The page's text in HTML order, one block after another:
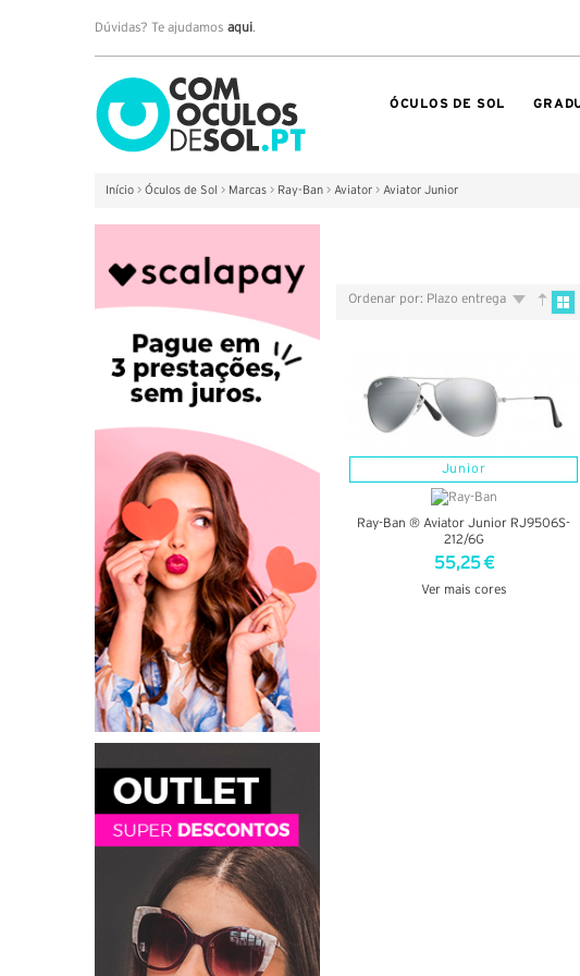
Dúvidas? Te ajudamos aqui.
ÓCULOS DE SOL
Início > Óculos de Sol > Marcas > Ray-Ban > Aviator > Aviator Junior
Ordenar por: Plazo entrega
Junior
Ray-Ban ® Aviator Junior RJ9506S-
212/6G
55,25 €
Ver mais cores